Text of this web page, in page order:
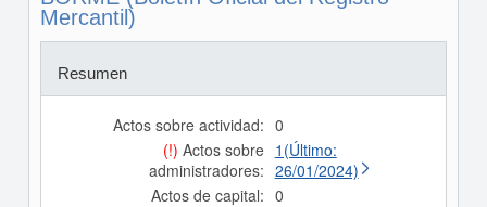
Mercantil)
Resumen
Actos sobre actividad: 0
(!) Actos sobre
administradores:
1(Último:
26/01/2024)
Actos de capital: 0